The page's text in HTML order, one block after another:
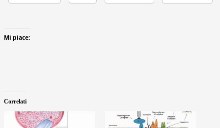
Mi piace:
Correlati